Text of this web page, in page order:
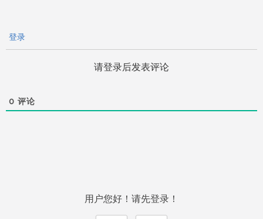
登录
请登录后发表评论
0 评论
用户您好！请先登录！